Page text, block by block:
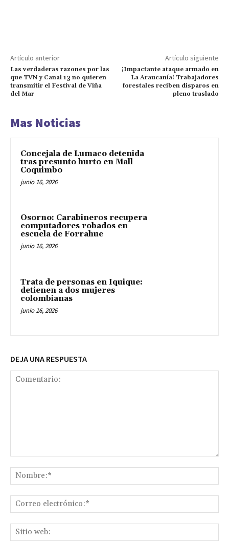
Artículo anterior
Las verdaderas razones por las
que TVN y Canal 13 no quieren
transmitir el Festival de Viña
del Mar
Artículo siguiente
¡Impactante ataque armado en
La Araucanía! Trabajadores
forestales reciben disparos en
pleno traslado
Mas Noticias
Concejala de Lumaco detenida
tras presunto hurto en Mall
Coquimbo
junio 16, 2026
Osorno: Carabineros recupera
computadores robados en
escuela de Forrahue
junio 16, 2026
Trata de personas en Iquique:
detienen a dos mujeres
colombianas
junio 16, 2026
DEJA UNA RESPUESTA